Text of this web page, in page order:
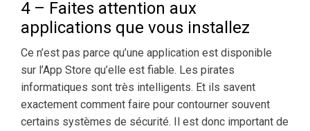
4 – Faites attention aux
applications que vous installez
Ce n’est pas parce qu’une application est disponible
sur l’App Store qu’elle est fiable. Les pirates
informatiques sont très intelligents. Et ils savent
exactement comment faire pour contourner souvent
certains systèmes de sécurité. Il est donc important de